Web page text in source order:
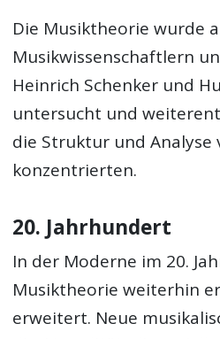
Die Musiktheorie wurde
Musikwissenschaftlern
Heinrich Schenker und
untersucht und
die Struktur und Analyse
konzentrierten.
20. Jahrhundert
In der Moderne im 20.
Musiktheorie weiterhin
erweitert. Neue